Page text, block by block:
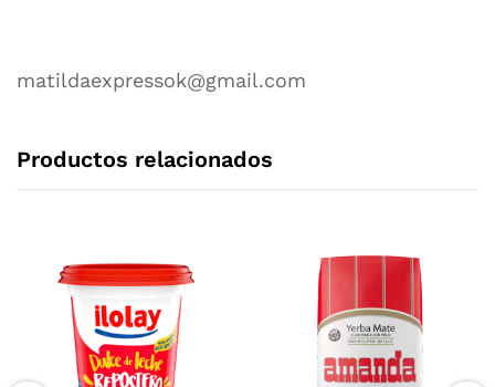
matildaexpressok@gmail.com
Productos relacionados